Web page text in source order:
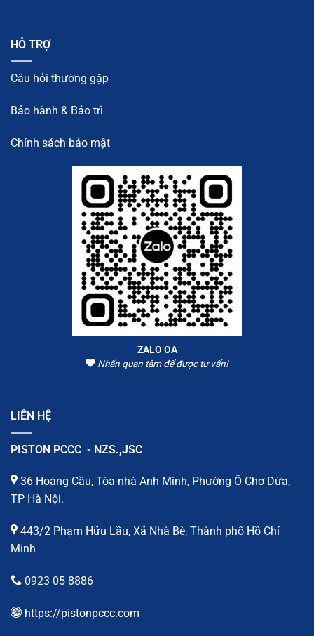
HỖ TRỢ
Câu hỏi thường gặp
Bảo hành & Bảo trì
Chính sách bảo mật
ZALO OA
Nhấn quan tâm để được tư vấn!
LIÊN HỆ
PISTON PCCC - NZS.,JSC
36 Hoàng Cầu, Tòa nhà Anh Minh, Phường Ô Chợ Dừa,
TP Hà Nội.
443/2 Phạm Hữu Lầu, Xã Nhà Bè, Thành phố Hồ Chí
Minh
0923 05 8886
https://pistonpccc.com